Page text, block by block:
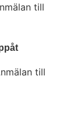
till
till